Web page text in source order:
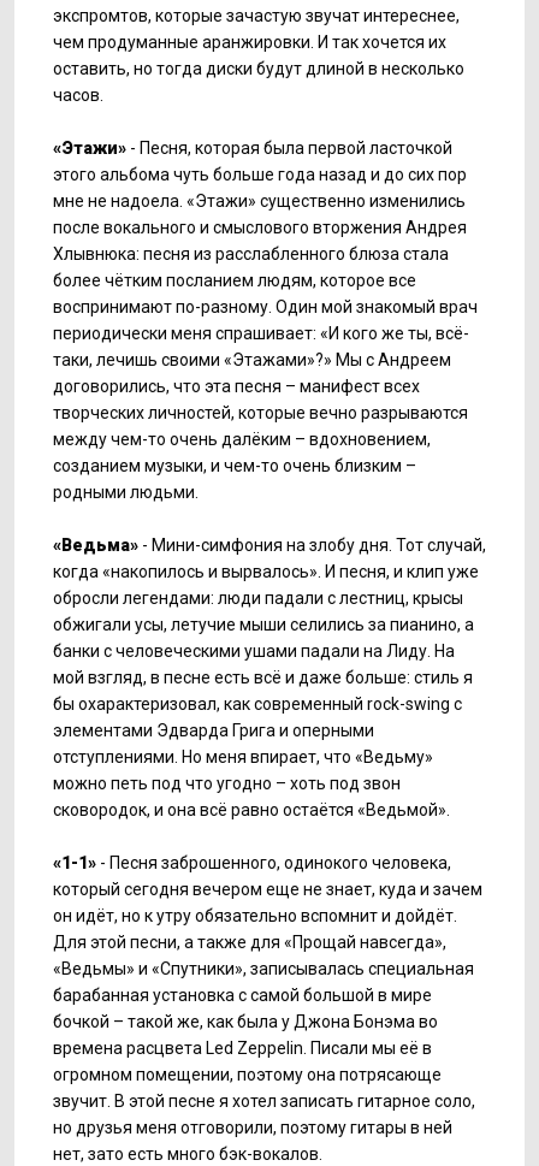
экспромтов, которые зачастую звучат интереснее,
чем продуманные аранжировки. И так хочется их
оставить, но тогда диски будут длиной в несколько
часов.
«Этажи» - Песня, которая была первой ласточкой
этого альбома чуть больше года назад и до сих пор
мне не надоела. «Этажи» существенно изменились
после вокального и смыслового вторжения Андрея
Хлывнюка: песня из расслабленного блюза стала
более чётким посланием людям, которое все
воспринимают по-разному. Один мой знакомый врач
периодически меня спрашивает: «И кого же ты, всё-
таки, лечишь своими «Этажами»?» Мы с Андреем
договорились, что эта песня – манифест всех
творческих личностей, которые вечно разрываются
между чем-то очень далёким – вдохновением,
созданием музыки, и чем-то очень близким –
родными людьми.
«Ведьма» - Мини-симфония на злобу дня. Тот случай,
когда «накопилось и вырвалось». И песня, и клип уже
обросли легендами: люди падали с лестниц, крысы
обжигали усы, летучие мыши селились за пианино, а
банки с человеческими ушами падали на Лиду. На
мой взгляд, в песне есть всё и даже больше: стиль я
бы охарактеризовал, как современный rock-swing с
элементами Эдварда Грига и оперными
отступлениями. Но меня впирает, что «Ведьму»
можно петь под что угодно – хоть под звон
сковородок, и она всё равно остаётся «Ведьмой».
«1-1» - Песня заброшенного, одинокого человека,
который сегодня вечером еще не знает, куда и зачем
он идёт, но к утру обязательно вспомнит и дойдёт.
Для этой песни, а также для «Прощай навсегда»,
«Ведьмы» и «Спутники», записывалась специальная
барабанная установка с самой большой в мире
бочкой – такой же, как была у Джона Бонэма во
времена расцвета Led Zeppelin. Писали мы её в
огромном помещении, поэтому она потрясающе
звучит. В этой песне я хотел записать гитарное соло,
но друзья меня отговорили, поэтому гитары в ней
нет, зато есть много бэк-вокалов.